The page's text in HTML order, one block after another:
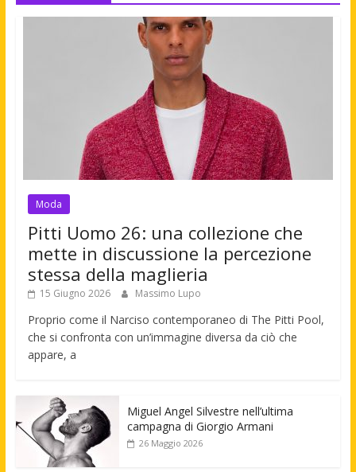
Moda
Pitti Uomo 26: una collezione che
mette in discussione la percezione
stessa della maglieria
15 Giugno 2026 Massimo Lupo
Proprio come il Narciso contemporaneo di The Pitti Pool,
che si confronta con un’immagine diversa da ciò che
appare, a
Miguel Angel Silvestre nell’ultima
campagna di Giorgio Armani
26 Maggio 2026